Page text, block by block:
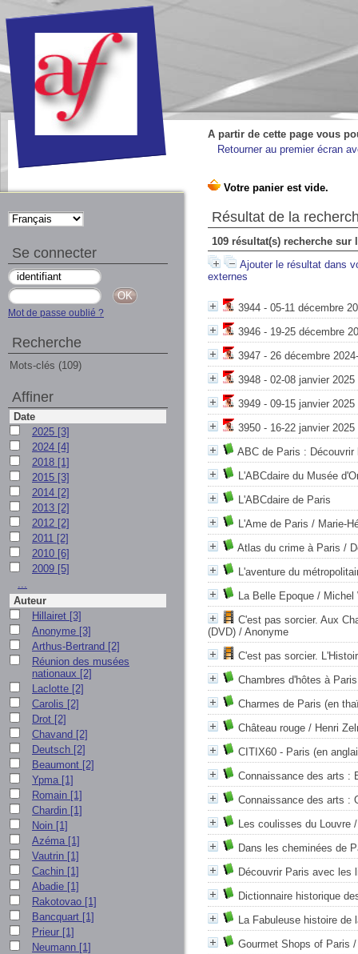
A partir de cette page vous
Retourner au premier écran
Résultat de la
109 résultat(s) recherche
Ajouter le résultat dans
externes
3944 - 05-11 décembre
3946 - 19-25 décembre
3947 - 26 décembre
3948 - 02-08 janvier
3949 - 09-15 janvier
3950 - 16-22 janvier
ABC de Paris :
L'ABCdaire du Musée
L'ABCdaire de Paris
L'Ame de Paris / Marie-
Atlas du crime à Paris /
L'aventure du
La Belle Epoque / Michel
C'est pas sorcier. Aux
(DVD) / Anonyme
C'est pas sorcier.
Chambres d'hôtes à Paris
Charmes de Paris (en
Château rouge / Henri
CITIX60 - Paris (en
Connaissance des arts :
Connaissance des arts :
Les coulisses du Louvre
Dans les cheminées de
Découvrir Paris avec les
Dictionnaire historique
La Fabuleuse histoire de
Gourmet Shops of Paris /
Se connecter
Mot de passe oublié ?
Recherche
Mots-clés (109)
Affiner
Date
2025 [3]
2024 [4]
2018 [1]
2015 [3]
2014 [2]
2013 [2]
2012 [2]
2011 [2]
2010 [6]
2009 [5]
...
Auteur
Hillairet [3]
Anonyme [3]
Arthus-Bertrand [2]
Réunion des musées
nationaux [2]
Laclotte [2]
Carolis [2]
Drot [2]
Chavand [2]
Deutsch [2]
Beaumont [2]
Ypma [1]
Romain [1]
Chardin [1]
Noin [1]
Azéma [1]
Vautrin [1]
Cachin [1]
Abadie [1]
Rakotovao [1]
Bancquart [1]
Prieur [1]
Neumann [1]